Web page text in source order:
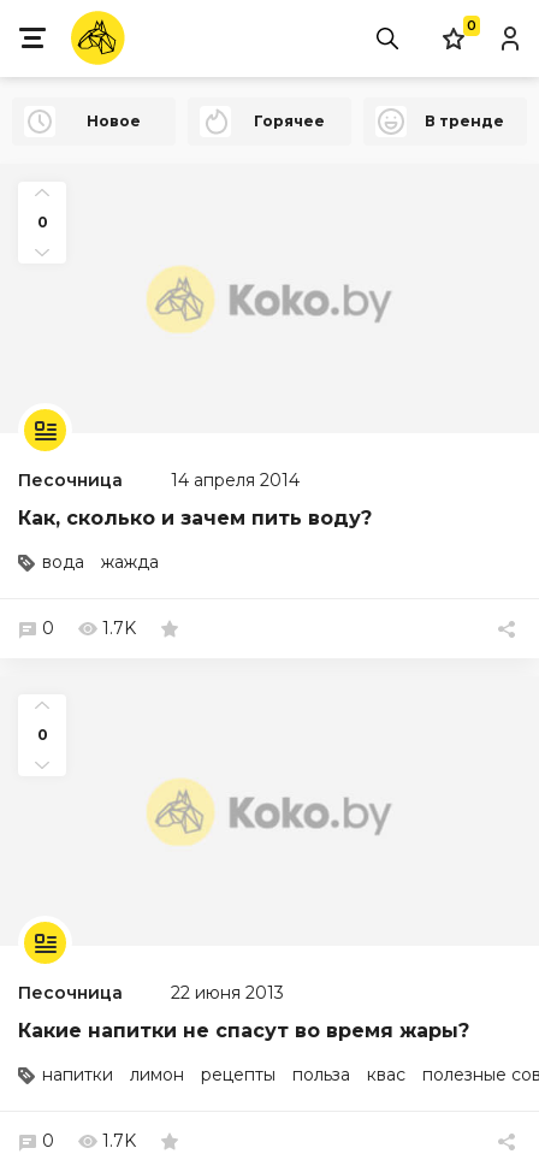
0
Новое Горячее В тренде
0
Песочница 14 апреля 2014
Как, сколько и зачем пить воду?
вода жажда
0 1.7K
0
Песочница 22 июня 2013
Какие напитки не спасут во время жары?
напитки лимон рецепты польза квас полезные
0 1.7K